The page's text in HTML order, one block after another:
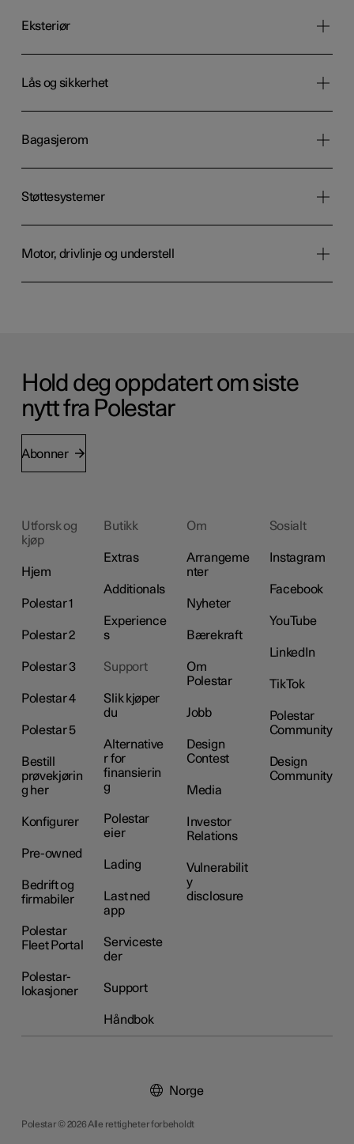
Eksteriør
Lås og sikkerhet
Bagasjerom
Støttesystemer
Motor, drivlinje og understell
Hold deg oppdatert om siste
nytt fra Polestar
Abonner
Utforsk og
kjøp
Hjem
Polestar 1
Polestar 2
Polestar 3
Polestar 4
Polestar 5
Bestill
prøvekjørin
g her
Konfigurer
Pre-owned
Bedrift og
firmabiler
Polestar
Fleet Portal
Polestar-
lokasjoner
Butikk
Extras
Additionals
Experience
s
Support
Slik kjøper
du
Alternative
r for
finansierin
g
Polestar
eier
Lading
Last ned
app
Serviceste
der
Support
Håndbok
Om
Arrangeme
nter
Nyheter
Bærekraft
Om
Polestar
Jobb
Design
Contest
Media
Investor
Relations
Vulnerabilit
y
disclosure
Sosialt
Instagram
Facebook
YouTube
LinkedIn
TikTok
Polestar
Community
Design
Community
Polestar © 2026 Alle rettigheter forbeholdt
Norge